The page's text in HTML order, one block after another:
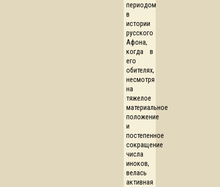
периодом
в
истории
русского
Афона,
когда в
его
обителях,
несмотря
на
тяжелое
материальное
положение
и
постепенное
сокращение
числа
иноков,
велась
активная